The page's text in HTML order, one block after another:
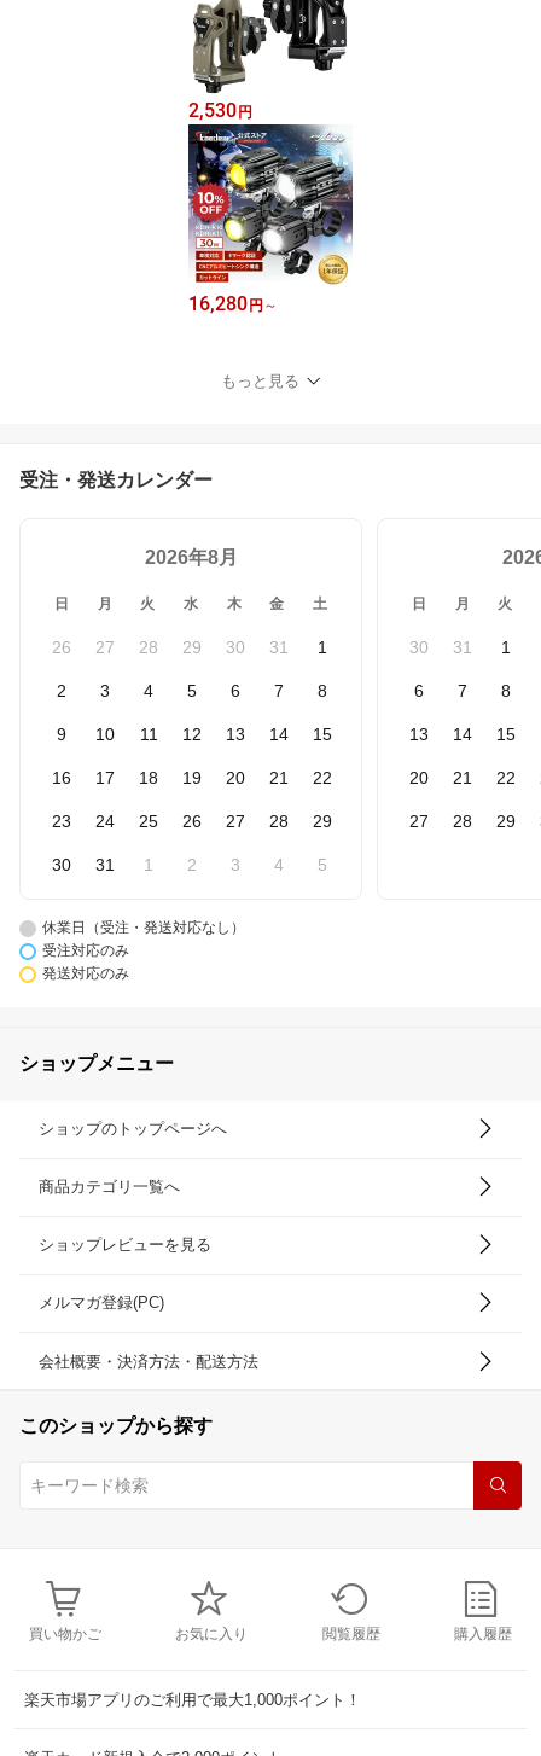
2,530 円
16,280 円 ～
もっと見る
受注・発送カレンダー
2026年8月
日 月 火 水 木 金 土
26 27 28 29 30 31 1
2 3 4 5 6 7 8
9 10 11 12 13 14 15
16 17 18 19 20 21 22
23 24 25 26 27 28 29
30 31 1 2 3 4 5
日 月 火
30 31 1
6 7 8
13 14 15
20 21 22
27 28 29
休業日（受注・発送対応なし）
受注対応のみ
発送対応のみ
ショップメニュー
ショップのトップページへ
商品カテゴリ一覧へ
ショップレビューを見る
メルマガ登録(PC)
会社概要・決済方法・配送方法
このショップから探す
買い物かご お気に入り 閲覧履歴 購入履歴
楽天市場アプリのご利用で最大1,000ポイント！